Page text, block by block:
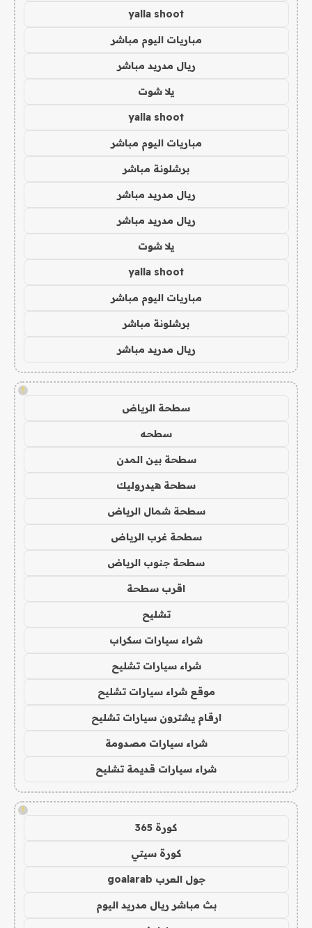
yalla shoot
مباريات اليوم مباشر
ريال مدريد مباشر
يلا شوت
yalla shoot
مباريات اليوم مباشر
برشلونة مباشر
ريال مدريد مباشر
ريال مدريد مباشر
يلا شوت
yalla shoot
مباريات اليوم مباشر
برشلونة مباشر
ريال مدريد مباشر
!
سطحة الرياض
سطحه
سطحة بين المدن
سطحة هيدروليك
سطحة شمال الرياض
سطحة غرب الرياض
سطحة جنوب الرياض
اقرب سطحة
تشليح
شراء سيارات سكراب
شراء سيارات تشليح
موقع شراء سيارات تشليح
ارقام يشترون سيارات تشليح
شراء سيارات مصدومة
شراء سيارات قديمة تشليح
!
كورة 365
كورة سيتي
جول العرب goalarab
بث مباشر ريال مدريد اليوم